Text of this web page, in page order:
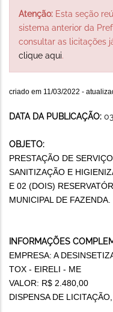
Atenção: Esta seção
sistema anterior da
consultar as licitações
clique aqui.
criado em 11/03/2022 -
DATA DA PUBLICAÇÃO:
OBJETO:
PRESTAÇÃO DE
SANITIZAÇÃO E
E 02 (DOIS)
MUNICIPAL DE FAZENDA.
INFORMAÇÕES
EMPRESA: A
TOX - EIRELI - ME
VALOR: R$ 2.480,00
DISPENSA DE